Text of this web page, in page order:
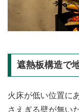
遮熱板構造で
火床が低い位置に
さえぎる壁が無い